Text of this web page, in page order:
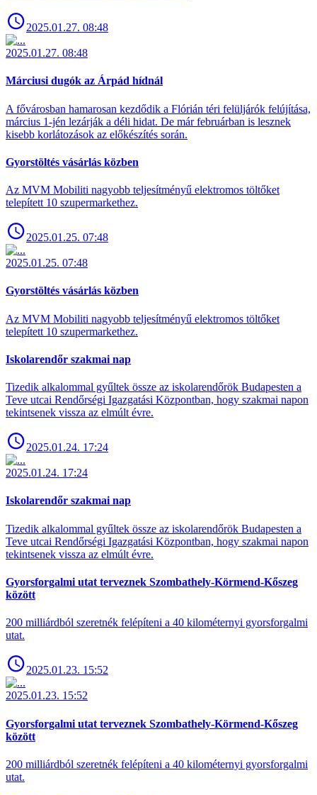
2025.01.27. 08:48
2025.01.27. 08:48
Márciusi dugók az Árpád hídnál
A fővárosban hamarosan kezdődik a Flórián téri felüljárók felújítása,
március 1-jén lezárják a déli hidat. De már februárban is lesznek
kisebb korlátozások az előkészítés során.
Gyorstöltés vásárlás közben
Az MVM Mobiliti nagyobb teljesítményű elektromos töltőket
telepített 10 szupermarkethez.
2025.01.25. 07:48
2025.01.25. 07:48
Gyorstöltés vásárlás közben
Az MVM Mobiliti nagyobb teljesítményű elektromos töltőket
telepített 10 szupermarkethez.
Iskolarendőr szakmai nap
Tizedik alkalommal gyűltek össze az iskolarendőrök Budapesten a
Teve utcai Rendőrségi Igazgatási Központban, hogy szakmai napon
tekintsenek vissza az elmúlt évre.
2025.01.24. 17:24
2025.01.24. 17:24
Iskolarendőr szakmai nap
Tizedik alkalommal gyűltek össze az iskolarendőrök Budapesten a
Teve utcai Rendőrségi Igazgatási Központban, hogy szakmai napon
tekintsenek vissza az elmúlt évre.
Gyorsforgalmi utat terveznek Szombathely-Körmend-Kőszeg
között
200 milliárdból szeretnék felépíteni a 40 kilométernyi gyorsforgalmi
utat.
2025.01.23. 15:52
2025.01.23. 15:52
Gyorsforgalmi utat terveznek Szombathely-Körmend-Kőszeg
között
200 milliárdból szeretnék felépíteni a 40 kilométernyi gyorsforgalmi
utat.